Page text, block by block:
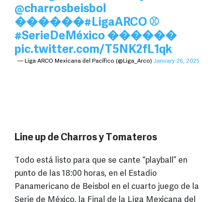
@charrosbeisbol
������#LigaARCO ⚾
#SerieDeMéxico ������
pic.twitter.com/T5NK2fL1qk
— Liga ARCO Mexicana del Pacífico (@Liga_Arco) January 26, 2025
Line up de Charros y Tomateros
Todo está listo para que se cante “playball” en
punto de las 18:00 horas, en el Estadio
Panamericano de Beisbol en el cuarto juego de la
Serie de México, la Final de la Liga Mexicana del